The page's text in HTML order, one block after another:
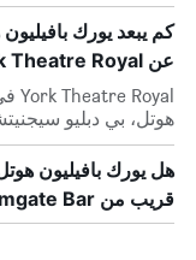
كم يبعد يورك
عن York Theatre Royal؟
هوتل، بي دبليو
هل يورك بافيليون
قريب من Walmgate Bar؟